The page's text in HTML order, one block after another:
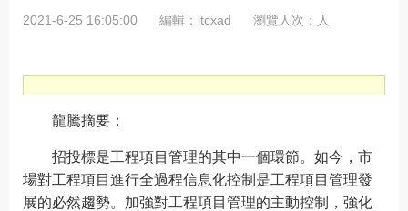
2021-6-25 16:05:00 編輯：ltcxad 瀏覽人次： 人
龍騰摘要：
招投標是工程項目管理的其中一個環節。如今，市
場對工程項目進行全過程信息化控制是工程項目管理發
展的必然趨勢。加強對工程項目管理的主動控制，強化